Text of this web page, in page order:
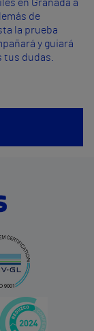
en Granada a
de
la prueba
y guiará
tus dudas.